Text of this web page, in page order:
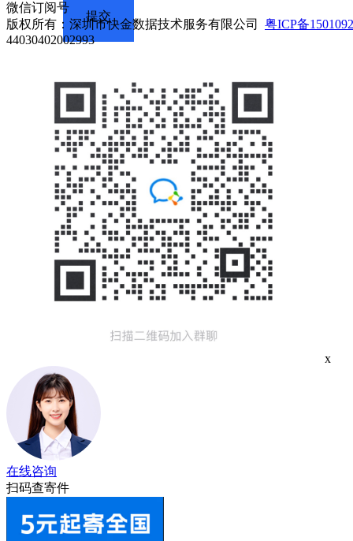
微信订阅号
版权所有：深圳市快金数据技术服务有限公司 粤ICP备
44030402002993
x
在线咨询
扫码查寄件